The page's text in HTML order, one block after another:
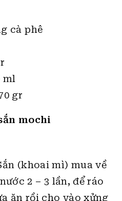
cà phê
ml
gr
mochi
(khoai mì) mua về
2 – 3 lần, để ráo
ăn rồi cho vào xửng